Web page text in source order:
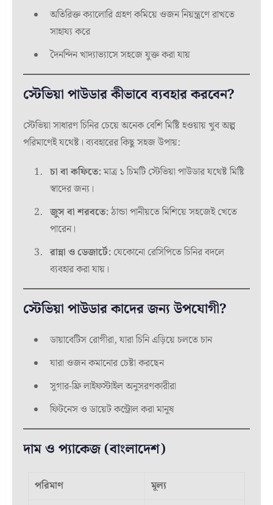
অতিরিক্ত ক্যালোরি গ্রহণ কমিয়ে ওজন নিয়ন্ত্রণে রাখতে
সাহায্য করে
দৈনন্দিন খাদ্যাভ্যাসে সহজে যুক্ত করা যায়
স্টেভিয়া পাউডার কীভাবে ব্যবহার করবেন?
স্টেভিয়া সাধারণ চিনির চেয়ে অনেক বেশি মিষ্টি হওয়ায় খুব অল্প
পরিমাণেই যথেষ্ট। ব্যবহারের কিছু সহজ উপায়:
চা বা কফিতে:মাত্র ১ চিমটি স্টেভিয়া পাউডার যথেষ্ট মিষ্টি
স্বাদের জন্য।
জুস বা শরবতে:ঠান্ডা পানীয়তে মিশিয়ে সহজেই খেতে
পারেন।
রান্না ও ডেজার্টে: যেকোনো রেসিপিতে চিনির বদলে
ব্যবহার করা যায়।
স্টেভিয়া পাউডার কাদের জন্য উপযোগী?
ডায়াবেটিস রোগীরা, যারা চিনি এড়িয়ে চলতে চান
যারা ওজন কমানোর চেষ্টা করছেন
সুগার-ফ্রি লাইফস্টাইল অনুসরণকারীরা
ফিটনেস ও ডায়েট কন্ট্রোল করা মানুষ
দাম ও প্যাকেজ (বাংলাদেশ)
পরিমাণ
মূল্য